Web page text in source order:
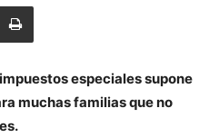
especiales supone
muchas familias que no